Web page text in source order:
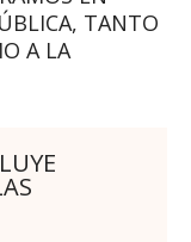
TANTO
A LA